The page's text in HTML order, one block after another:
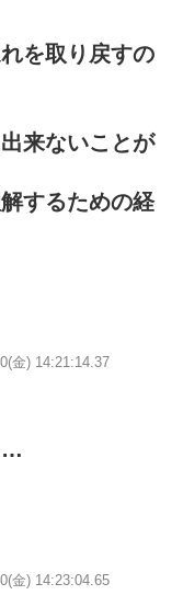
を取り戻すの
来ないことが
するための経
金) 14:21:14.37
…
金) 14:23:04.65